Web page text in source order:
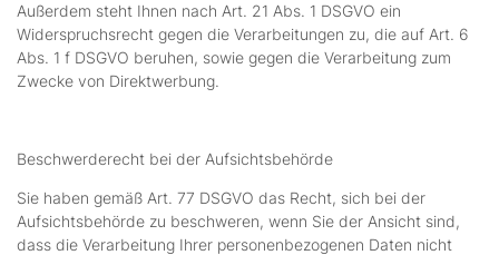
Außerdem steht Ihnen nach Art. 21 Abs. 1 DSGVO ein
Widerspruchsrecht gegen die Verarbeitungen zu, die auf Art. 6
Abs. 1 f DSGVO beruhen, sowie gegen die Verarbeitung zum
Zwecke von Direktwerbung.
Beschwerderecht bei der Aufsichtsbehörde
Sie haben gemäß Art. 77 DSGVO das Recht, sich bei der
Aufsichtsbehörde zu beschweren, wenn Sie der Ansicht sind,
dass die Verarbeitung Ihrer personenbezogenen Daten nicht